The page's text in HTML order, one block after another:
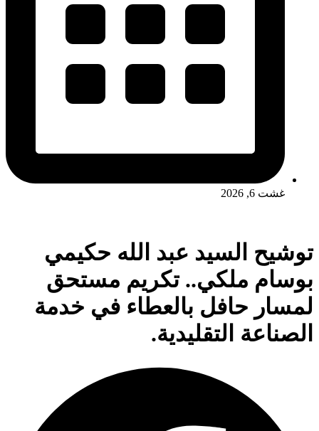
غشت 6, 2026
توشيح السيد عبد الله حكيمي
بوسام ملكي.. تكريم مستحق
لمسار حافل بالعطاء في خدمة
الصناعة التقليدية.